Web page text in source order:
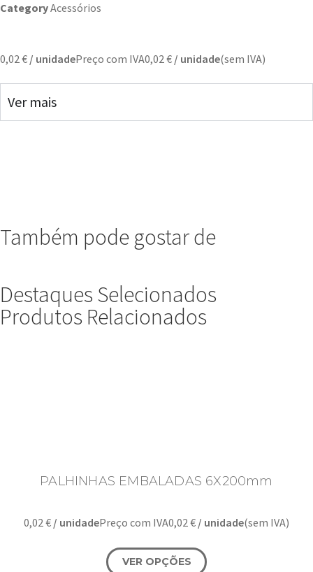
CategoryAcessórios
0,02 € / unidadePreço com IVA0,02 € / unidade(sem IVA)
Ver mais
Também pode gostar de
Destaques Selecionados
Produtos Relacionados
PALHINHAS EMBALADAS 6X200mm
0,02 € / unidadePreço com IVA0,02 € / unidade(sem IVA)
VER OPÇÕES